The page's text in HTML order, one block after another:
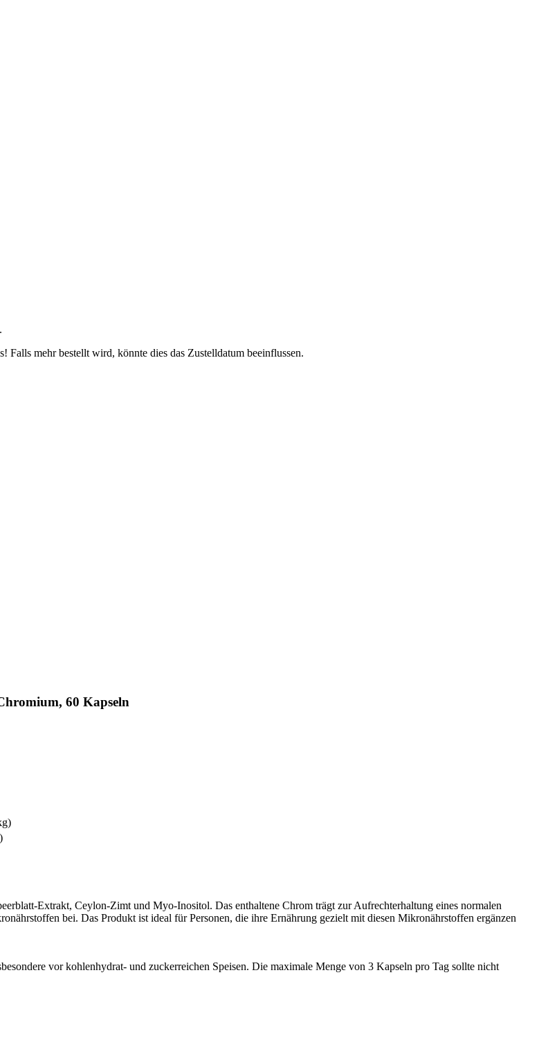
mehr bestellt wird, könnte dies das Zustelldatum beeinflussen.
60 Kapseln
Extrakt, Ceylon-Zimt und Myo-Inositol. Das enthaltene Chrom trägt zur Aufrechterhaltung eines normalen
bei. Das Produkt ist ideal für Personen, die ihre Ernährung gezielt mit diesen Mikronährstoffen ergänzen
vor kohlenhydrat- und zuckerreichen Speisen. Die maximale Menge von 3 Kapseln pro Tag sollte nicht